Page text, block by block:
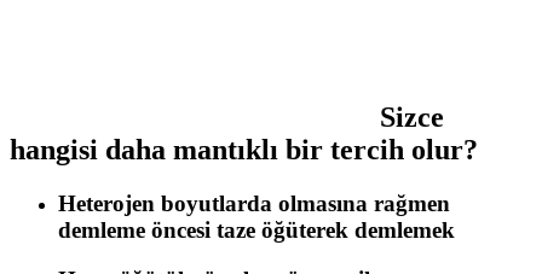
Sizce
hangisi daha mantıklı bir tercih olur?
Heterojen boyutlarda olmasına rağmen
demleme öncesi taze öğüterek demlemek